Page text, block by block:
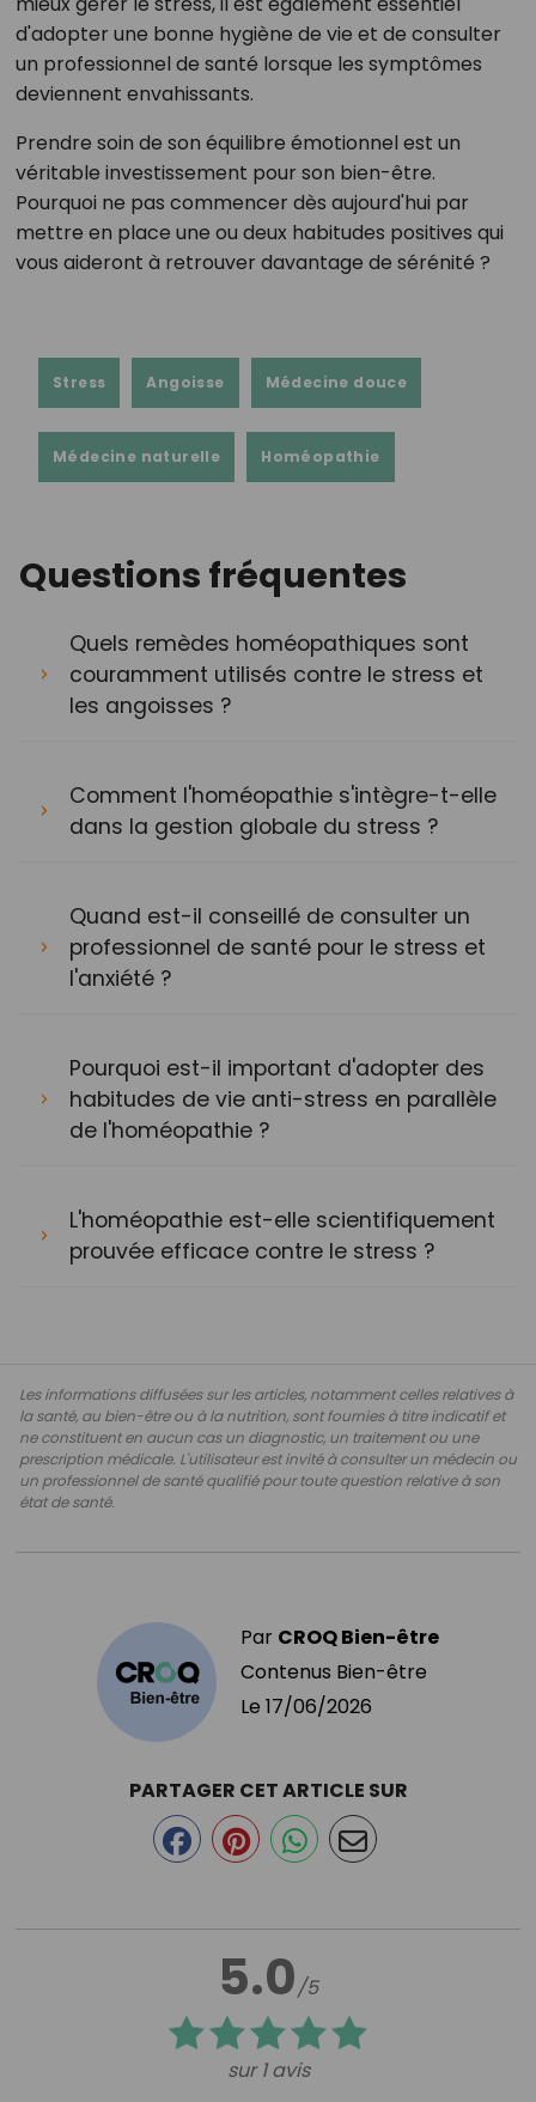
d'adopter une bonne hygiène de vie et de consulter
un professionnel de santé lorsque les symptômes
deviennent envahissants.
Prendre soin de son équilibre émotionnel est un
véritable investissement pour son bien-être.
Pourquoi ne pas commencer dès aujourd'hui par
mettre en place une ou deux habitudes positives qui
vous aideront à retrouver davantage de sérénité ?
Stress Angoisse Médecine douce
Médecine naturelle Homéopathie
Questions fréquentes
Quels remèdes homéopathiques sont
couramment utilisés contre le stress et
les angoisses ?
Comment l'homéopathie s'intègre-t-elle
dans la gestion globale du stress ?
Quand est-il conseillé de consulter un
professionnel de santé pour le stress et
l'anxiété ?
Pourquoi est-il important d'adopter des
habitudes de vie anti-stress en parallèle
de l'homéopathie ?
L'homéopathie est-elle scientifiquement
prouvée efficace contre le stress ?
Les informations diffusées sur les articles, notamment celles relatives à
la santé, au bien-être ou à la nutrition, sont fournies à titre indicatif et
ne constituent en aucun cas un diagnostic, un traitement ou une
prescription médicale. L'utilisateur est invité à consulter un médecin ou
un professionnel de santé qualifié pour toute question relative à son
état de santé.
Par CROQ Bien-être
Contenus Bien-être
Le 17/06/2026
5.0/5
sur 1 avis
PARTAGER CET ARTICLE SUR